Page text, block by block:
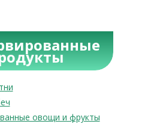
овощи и фрукты